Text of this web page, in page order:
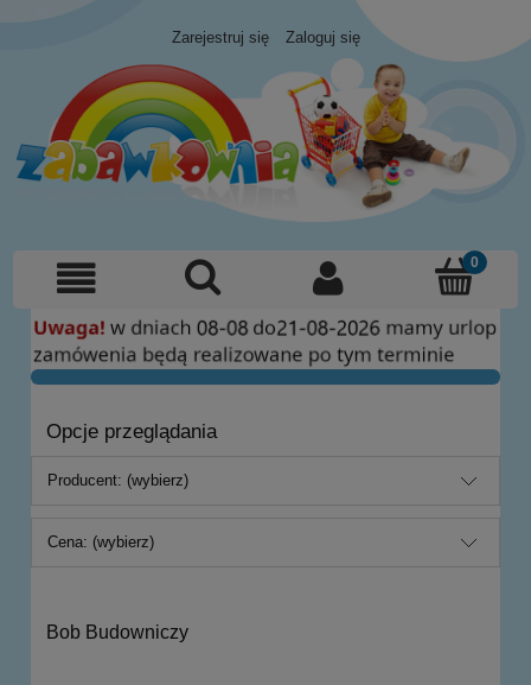
Zarejestruj się Zaloguj się
Opcje przeglądania
Producent: (wybierz)
Cena: (wybierz)
Bob Budowniczy